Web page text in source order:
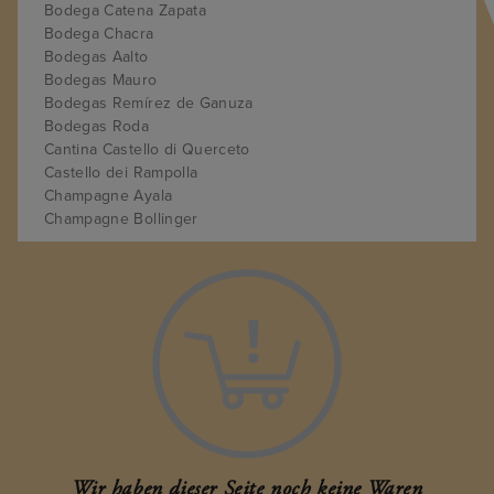
Bodega Catena Zapata
Bodega Chacra
Bodegas Aalto
Bodegas Mauro
Bodegas Remírez de Ganuza
Bodegas Roda
Cantina Castello di Querceto
Castello dei Rampolla
Champagne Ayala
Champagne Bollinger
Champagne Faubert
Château Loyac